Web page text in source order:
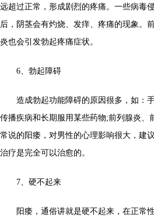
远超过正常，形成剧烈的疼痛。一些病毒
后，阴茎会有灼烧、发痒、疼痛的现象。
炎也会引发勃起疼痛症状。
6、勃起障碍
造成勃起功能障碍的原因很多，如：手
传播疾病和长期服用某些药物;前列腺炎
常说的阳痿，对男性的心理影响很大，建
治疗是完全可以治愈的。
7、硬不起来
阳痿，通俗讲就是硬不起来，在正常性